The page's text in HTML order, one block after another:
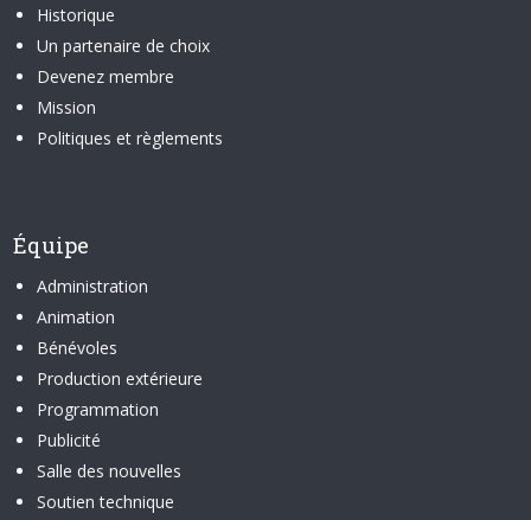
Historique
Un partenaire de choix
Devenez membre
Mission
Politiques et règlements
Équipe
Administration
Animation
Bénévoles
Production extérieure
Programmation
Publicité
Salle des nouvelles
Soutien technique